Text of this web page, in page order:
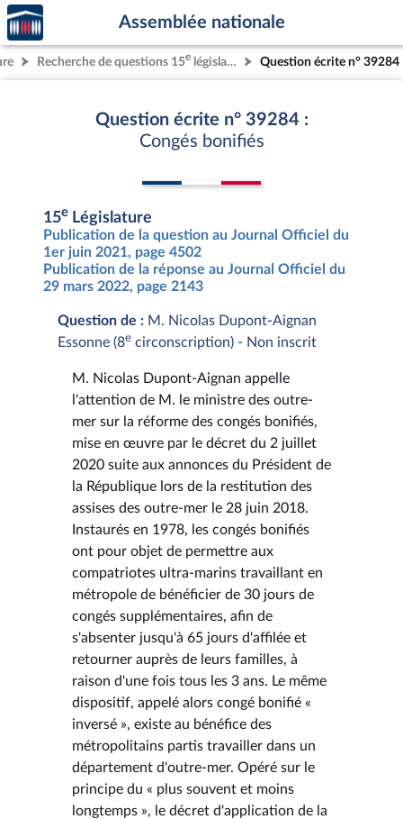
Aller au contenu
Aller en bas de la page
Accèder
à la
page
d'accueil
Assemblée nationale
Recherche de questions 15e législature Question écrite n° 39284
Question écrite n° 39284 :
Congés bonifiés
15e Législature
Publication de la question au Journal Officiel du
1er juin 2021, page 4502
Publication de la réponse au Journal Officiel du
29 mars 2022, page 2143
Question de : M. Nicolas Dupont-Aignan
Essonne (8e circonscription) - Non inscrit
M. Nicolas Dupont-Aignan appelle
l'attention de M. le ministre des outre-
mer sur la réforme des congés bonifiés,
mise en œuvre par le décret du 2 juillet
2020 suite aux annonces du Président de
la République lors de la restitution des
assises des outre-mer le 28 juin 2018.
Instaurés en 1978, les congés bonifiés
ont pour objet de permettre aux
compatriotes ultra-marins travaillant en
métropole de bénéficier de 30 jours de
congés supplémentaires, afin de
s'absenter jusqu'à 65 jours d'affilée et
retourner auprès de leurs familles, à
raison d'une fois tous les 3 ans. Le même
dispositif, appelé alors congé bonifié «
inversé », existe au bénéfice des
métropolitains partis travailler dans un
département d'outre-mer. Opéré sur le
principe du « plus souvent et moins
longtemps », le décret d'application de la